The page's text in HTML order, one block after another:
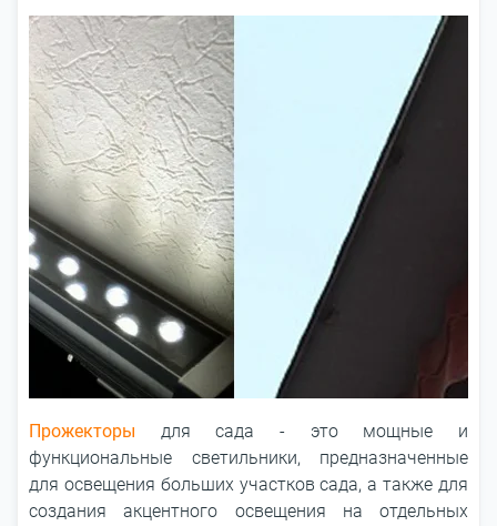
Прожекторы для сада - это мощные и
функциональные светильники, предназначенные
для освещения больших участков сада, а также для
создания акцентного освещения на отдельных